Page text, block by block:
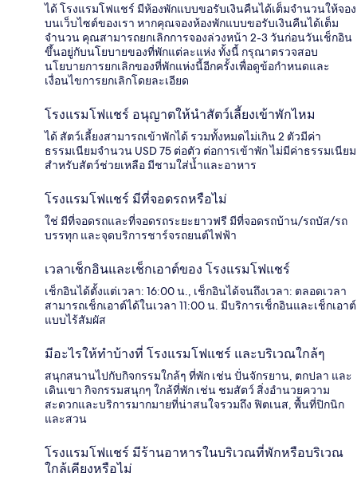
ได้ โรงแรมโฟแชร์ มีห้องพักแบบขอรับเงินคืนได้เต็มจำนวนให้จอง
บนเว็บไซต์ของเรา หากคุณจองห้องพักแบบขอรับเงินคืนได้เต็ม
จำนวน คุณสามารถยกเลิกการจองล่วงหน้า 2-3 วันก่อนวันเช็กอิน
ขึ้นอยู่กับนโยบายของที่พักแต่ละแห่ง ทั้งนี้ กรุณาตรวจสอบ
นโยบายการยกเลิกของที่พักแห่งนี้อีกครั้งเพื่อดูข้อกำหนดและ
เงื่อนไขการยกเลิกโดยละเอียด
โรงแรมโฟแชร์ อนุญาตให้นำสัตว์เลี้ยงเข้าพักไหม
ได้ สัตว์เลี้ยงสามารถเข้าพักได้ รวมทั้งหมดไม่เกิน 2 ตัวมีค่า
ธรรมเนียมจำนวน USD 75 ต่อตัว ต่อการเข้าพัก ไม่มีค่าธรรมเนียม
สำหรับสัตว์ช่วยเหลือ มีชามใส่น้ำและอาหาร
โรงแรมโฟแชร์ มีที่จอดรถหรือไม่
ใช่ มีที่จอดรถและที่จอดรถระยะยาวฟรี มีที่จอดรถบ้าน/รถบัส/รถ
บรรทุก และจุดบริการชาร์จรถยนต์ไฟฟ้า
เวลาเช็กอินและเช็กเอาต์ของ โรงแรมโฟแชร์
เช็กอินได้ตั้งแต่เวลา: 16:00 น., เช็กอินได้จนถึงเวลา: ตลอดเวลา
สามารถเช็กเอาต์ได้ในเวลา 11:00 น. มีบริการเช็กอินและเช็กเอาต์
แบบไร้สัมผัส
มีอะไรให้ทำบ้างที่ โรงแรมโฟแชร์ และบริเวณใกล้ๆ
สนุกสนานไปกับกิจกรรมใกล้ๆ ที่พัก เช่น ปั่นจักรยาน, ตกปลา และ
เดินเขา กิจกรรมสนุกๆ ใกล้ที่พัก เช่น ชมสัตว์ สิ่งอำนวยความ
สะดวกและบริการมากมายที่น่าสนใจรวมถึง ฟิตเนส, พื้นที่ปิกนิก
และสวน
โรงแรมโฟแชร์ มีร้านอาหารในบริเวณที่พักหรือบริเวณ
ใกล้เคียงหรือไม่